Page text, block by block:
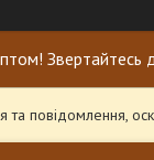
повідомлення,